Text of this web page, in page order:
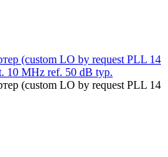
(custom LO by request PLL 14
10 MHz ref. 50 dB typ.
(custom LO by request PLL 14